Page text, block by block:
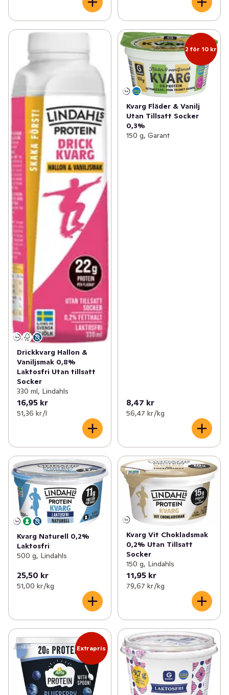
Drickkvarg Hallon &
Vaniljsmak 0,8%
Laktosfri Utan tillsatt
Socker
330 ml, Lindahls
16,95 kr
51,36 kr /l
2 för 10 kr
Kvarg Fläder & Vanilj
Utan Tillsatt Socker
0,3%
150 g, Garant
8,47 kr
56,47 kr /kg
Kvarg Naturell 0,2%
Laktosfri
500 g, Lindahls
25,50 kr
51,00 kr /kg
Kvarg Vit Chokladsmak
0,2% Utan Tillsatt
Socker
150 g, Lindahls
11,95 kr
79,67 kr /kg
Extrapris